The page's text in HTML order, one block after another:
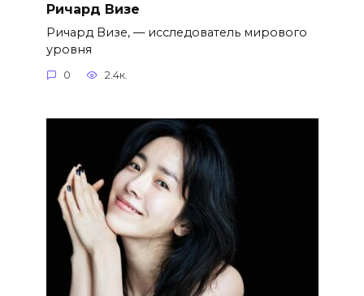
Ричард Визе
Ричард Визе, — исследователь мирового
уровня
0 2.4к.